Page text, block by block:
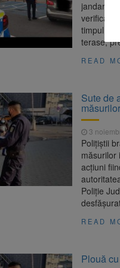
jandarmi
verificare
timpul
terase,
READ
Sute de
3
Polițiștii
măsurilor
acțiuni
Poliție
READ
Plouă